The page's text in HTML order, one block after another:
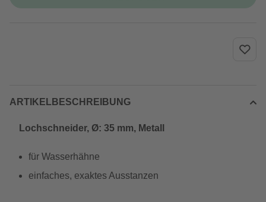
ARTIKELBESCHREIBUNG
Lochschneider, Ø: 35 mm, Metall
für Wasserhähne
einfaches, exaktes Ausstanzen